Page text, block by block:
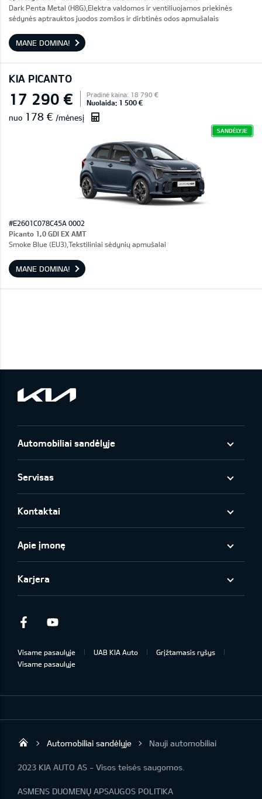
Dark Penta Metal (H8G),Elektra valdomos ir ventiliuojamos priekinės
sėdynės aptrauktos juodos zomšos ir dirbtinės odos apmušalais
MANE DOMINA!
KIA PICANTO
17 290 € Pradinė kaina: 18 790 €
Nuolaida: 1 500 €
nuo 178 € /mėnesį
SANDĖLYJE
#E2601C078C45A 0002
Picanto 1,0 GDI EX AMT
Smoke Blue (EU3),Tekstiliniai sėdynių apmušalai
MANE DOMINA!
Automobiliai sandėlyje
Servisas
Kontaktai
Apie įmonę
Karjera
Facebook
Visame pasaulyje UAB KIA Auto
Grįžtamasis ryšys
Visame pasaulyje
UAB „Kia Auto“
Automobiliai sandėlyje Nauji automobiliai
2023 KIA AUTO AS - Visos teisės saugomos.
ASMENS DUOMENŲ APSAUGOS POLITIKA